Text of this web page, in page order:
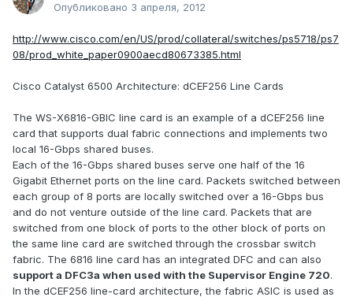
Опубликовано 3 апреля, 2012
http://www.cisco.com/en/US/prod/collateral/switches/ps5718/ps7
08/prod_white_paper0900aecd80673385.html
Cisco Catalyst 6500 Architecture: dCEF256 Line Cards
The WS-X6816-GBIC line card is an example of a dCEF256 line
card that supports dual fabric connections and implements two
local 16-Gbps shared buses.
Each of the 16-Gbps shared buses serve one half of the 16
Gigabit Ethernet ports on the line card. Packets switched between
each group of 8 ports are locally switched over a 16-Gbps bus
and do not venture outside of the line card. Packets that are
switched from one block of ports to the other block of ports on
the same line card are switched through the crossbar switch
fabric. The 6816 line card has an integrated DFC and can also
support a DFC3a when used with the Supervisor Engine 720.
In the dCEF256 line-card architecture, the fabric ASIC is used as